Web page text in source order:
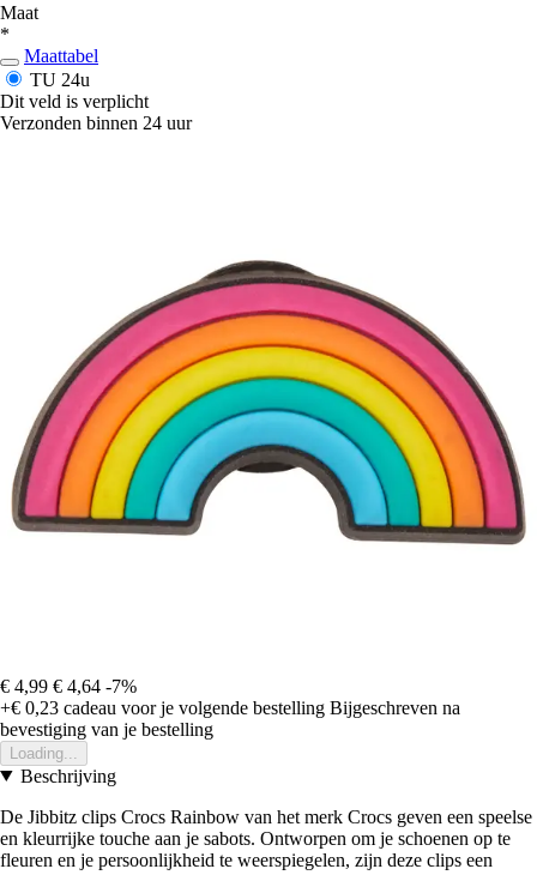
Maat
*
Maattabel
TU 24u
Dit veld is verplicht
Verzonden binnen 24 uur
€ 4,99 € 4,64 -7%
+€ 0,23 cadeau voor je volgende bestelling Bijgeschreven na
bevestiging van je bestelling
Loading...
Beschrijving
De Jibbitz clips Crocs Rainbow van het merk Crocs geven een speelse
en kleurrijke touche aan je sabots. Ontworpen om je schoenen op te
fleuren en je persoonlijkheid te weerspiegelen, zijn deze clips een